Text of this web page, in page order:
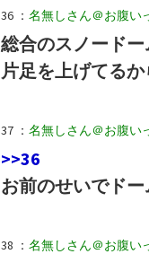
36 ： 名無しさん＠お腹い
総合のスノード
片足を上げてる
37 ： 名無しさん＠お腹い
>>36
お前のせいでド
38 ： 名無しさん＠お腹い